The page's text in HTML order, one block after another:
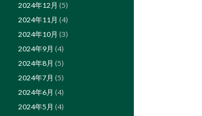
2024年12月 (5)
2024年11月 (4)
2024年10月 (3)
2024年9月 (4)
2024年8月 (5)
2024年7月 (5)
2024年6月 (4)
2024年5月 (4)